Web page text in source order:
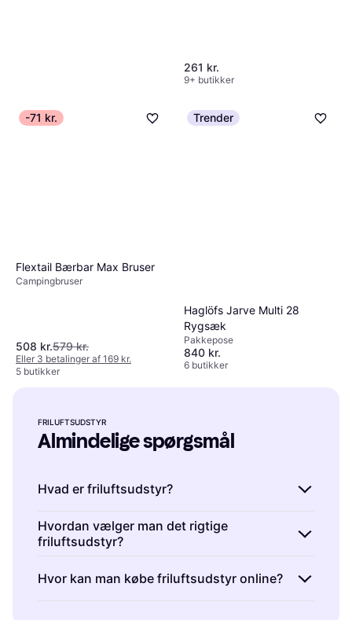
261 kr.
9+ butikker
-71 kr.
Flextail Bærbar Max Bruser
Campingbruser
508 kr.579 kr.
Eller 3 betalinger af 169 kr.
5 butikker
Trender
Haglöfs Jarve Multi 28
Rygsæk
Pakkepose
840 kr.
6 butikker
FRILUFTSUDSTYR
Almindelige spørgsmål
Hvad er friluftsudstyr?
Friluftsudstyr er udstyr designet til
udendørsaktiviteter som camping, vandreture
og fiskeri. Det omfatter telte, soveposer,
rygsække og andre nødvendigheder. Når du
vælger friluftsudstyr, skal du overveje
Hvordan vælger man det rigtige
friluftsudstyr?
overveje din aktivitet, miljøet og personlige
præferencer. Friluftsudstyr skal matche dine
Hvor kan man købe friluftsudstyr online?